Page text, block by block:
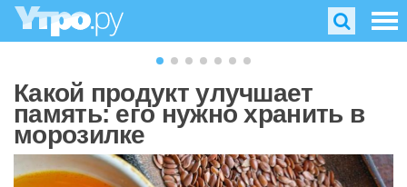
Какой продукт улучшает
память: его нужно хранить в
морозилке